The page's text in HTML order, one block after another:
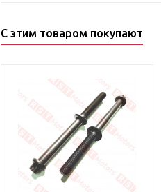
С этим товаром покупают